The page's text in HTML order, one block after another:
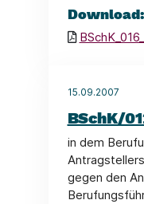
Download:
15.09.2007
BSchK/
in dem
gegen den